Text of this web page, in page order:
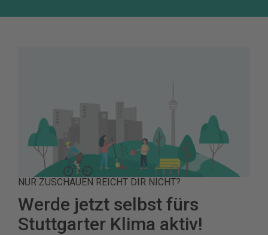
NUR ZUSCHAUEN REICHT DIR NICHT?
Werde jetzt selbst fürs
Stuttgarter Klima aktiv!